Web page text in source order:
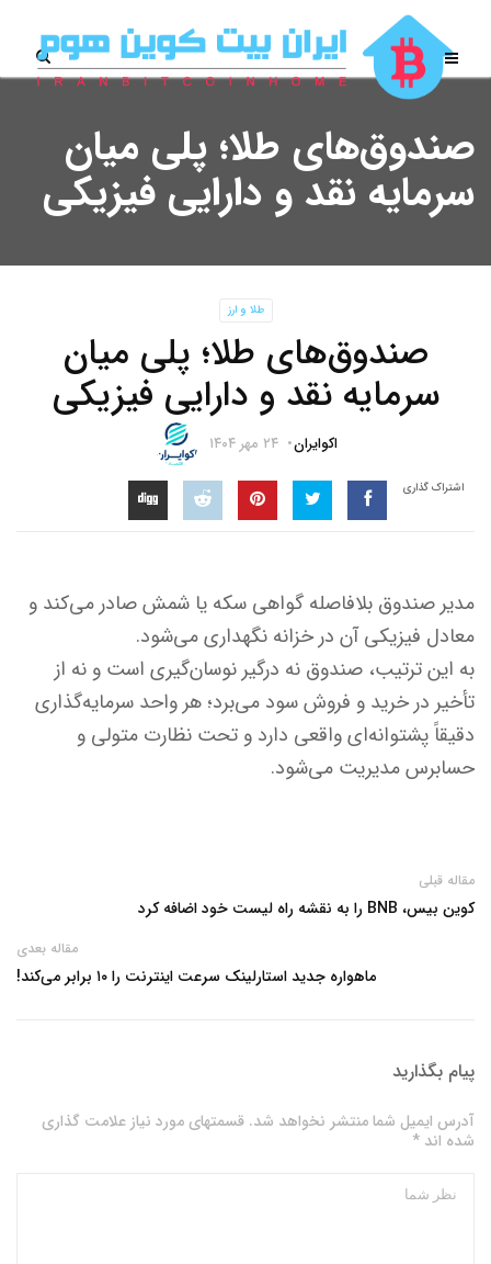
صندوق‌های طلا؛ پلی میان
سرمایه نقد و دارایی فیزیکی
طلا و ارز
صندوق‌های طلا؛ پلی میان
سرمایه نقد و دارایی فیزیکی
اکوایران ۲۴ مهر ۱۴۰۴
اشتراک گذاری
مدیر صندوق بلافاصله گواهی سکه یا شمش صادر می‌کند و
معادل فیزیکی آن در خزانه نگهداری می‌شود.
به این ترتیب، صندوق نه درگیر نوسان‌گیری است و نه از
تأخیر در خرید و فروش سود می‌برد؛ هر واحد سرمایه‌گذاری
دقیقاً پشتوانه‌ای واقعی دارد و تحت نظارت متولی و
حسابرس مدیریت می‌شود.
مقاله قبلی
کوین بیس، BNB را به نقشه راه لیست خود اضافه کرد
مقاله بعدی
ماهواره‌ جدید استارلینک سرعت اینترنت را ۱۰ برابر می‌کند!
پیام بگذارید
آدرس ایمیل شما منتشر نخواهد شد. قسمتهای مورد نیاز علامت گذاری
شده اند *